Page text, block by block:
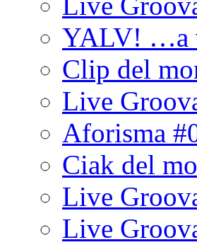
YALV! …a
Clip del
Live
Aforisma
Ciak del
Live
Live